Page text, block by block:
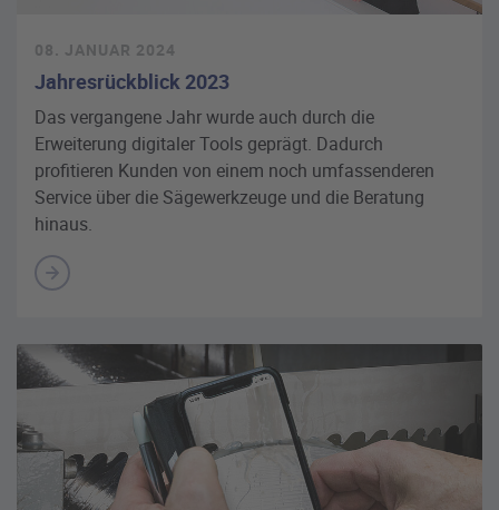
08. JANUAR 2024
Jahresrückblick 2023
Das vergangene Jahr wurde auch durch die
Erweiterung digitaler Tools geprägt. Dadurch
profitieren Kunden von einem noch umfassenderen
Service über die Sägewerkzeuge und die Beratung
hinaus.